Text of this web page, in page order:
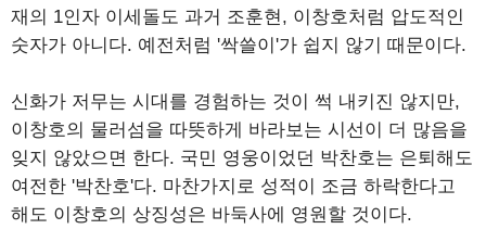
재의 1인자 이세돌도 과거 조훈현, 이창호처럼 압도적인
숫자가 아니다. 예전처럼 '싹쓸이'가 쉽지 않기 때문이다.
신화가 저무는 시대를 경험하는 것이 썩 내키진 않지만,
이창호의 물러섬을 따뜻하게 바라보는 시선이 더 많음을
잊지 않았으면 한다. 국민 영웅이었던 박찬호는 은퇴해도
여전한 '박찬호'다. 마찬가지로 성적이 조금 하락한다고
해도 이창호의 상징성은 바둑사에 영원할 것이다.